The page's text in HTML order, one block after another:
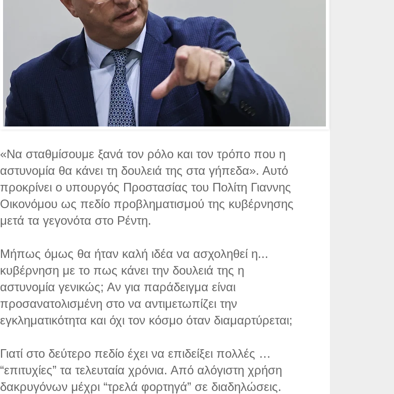
«Nα σταθμίσουμε ξανά τον ρόλο και τον τρόπο που η
αστυνομία θα κάνει τη δουλειά της στα γήπεδα». Αυτό
προκρίνει ο υπουργός Προστασίας του Πολίτη Γιαννης
Οικονόμου ως πεδίο προβληματισμού της κυβέρνησης
μετά τα γεγονότα στο Ρέντη.
Μήπως όμως θα ήταν καλή ιδέα να ασχοληθεί η...
κυβέρνηση με το πως κάνει την δουλειά της η
αστυνομία γενικώς; Αν για παράδειγμα είναι
προσανατολισμένη στο να αντιμετωπίζει την
εγκληματικότητα και όχι τον κόσμο όταν διαμαρτύρεται;
Γιατί στο δεύτερο πεδίο έχει να επιδείξει πολλές …
“επιτυχίες” τα τελευταία χρόνια. Από αλόγιστη χρήση
δακρυγόνων μέχρι “τρελά φορτηγά” σε διαδηλώσεις.